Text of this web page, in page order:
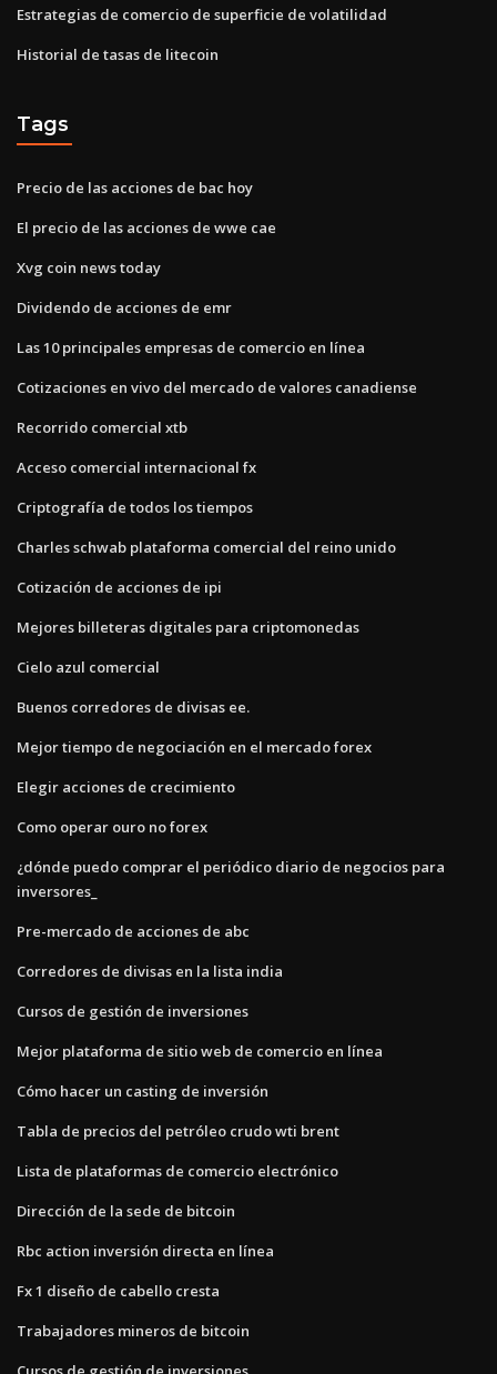
Estrategias de comercio de superficie de volatilidad
Historial de tasas de litecoin
Tags
Precio de las acciones de bac hoy
El precio de las acciones de wwe cae
Xvg coin news today
Dividendo de acciones de emr
Las 10 principales empresas de comercio en línea
Cotizaciones en vivo del mercado de valores canadiense
Recorrido comercial xtb
Acceso comercial internacional fx
Criptografía de todos los tiempos
Charles schwab plataforma comercial del reino unido
Cotización de acciones de ipi
Mejores billeteras digitales para criptomonedas
Cielo azul comercial
Buenos corredores de divisas ee.
Mejor tiempo de negociación en el mercado forex
Elegir acciones de crecimiento
Como operar ouro no forex
¿dónde puedo comprar el periódico diario de negocios para
inversores_
Pre-mercado de acciones de abc
Corredores de divisas en la lista india
Cursos de gestión de inversiones
Mejor plataforma de sitio web de comercio en línea
Cómo hacer un casting de inversión
Tabla de precios del petróleo crudo wti brent
Lista de plataformas de comercio electrónico
Dirección de la sede de bitcoin
Rbc action inversión directa en línea
Fx 1 diseño de cabello cresta
Trabajadores mineros de bitcoin